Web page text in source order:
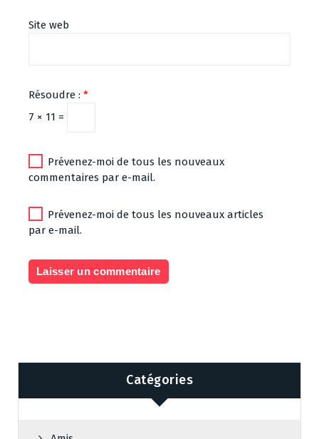
Site web
Résoudre : *
7 × 11 =
Prévenez-moi de tous les nouveaux
commentaires par e-mail.
Prévenez-moi de tous les nouveaux articles
par e-mail.
Catégories